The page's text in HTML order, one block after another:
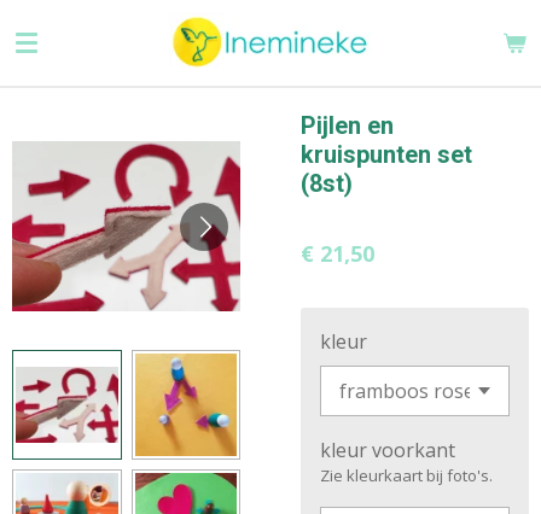
direct
hoofdinhoud
Pijlen en
kruispunten set
(8st)
€ 21,50
kleur
kleur voorkant
Zie kleurkaart bij foto's.